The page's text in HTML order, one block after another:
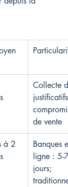
Collecte
justificatifs
compromis
de vente
à 2
Banques
ligne : 5-7
jours;